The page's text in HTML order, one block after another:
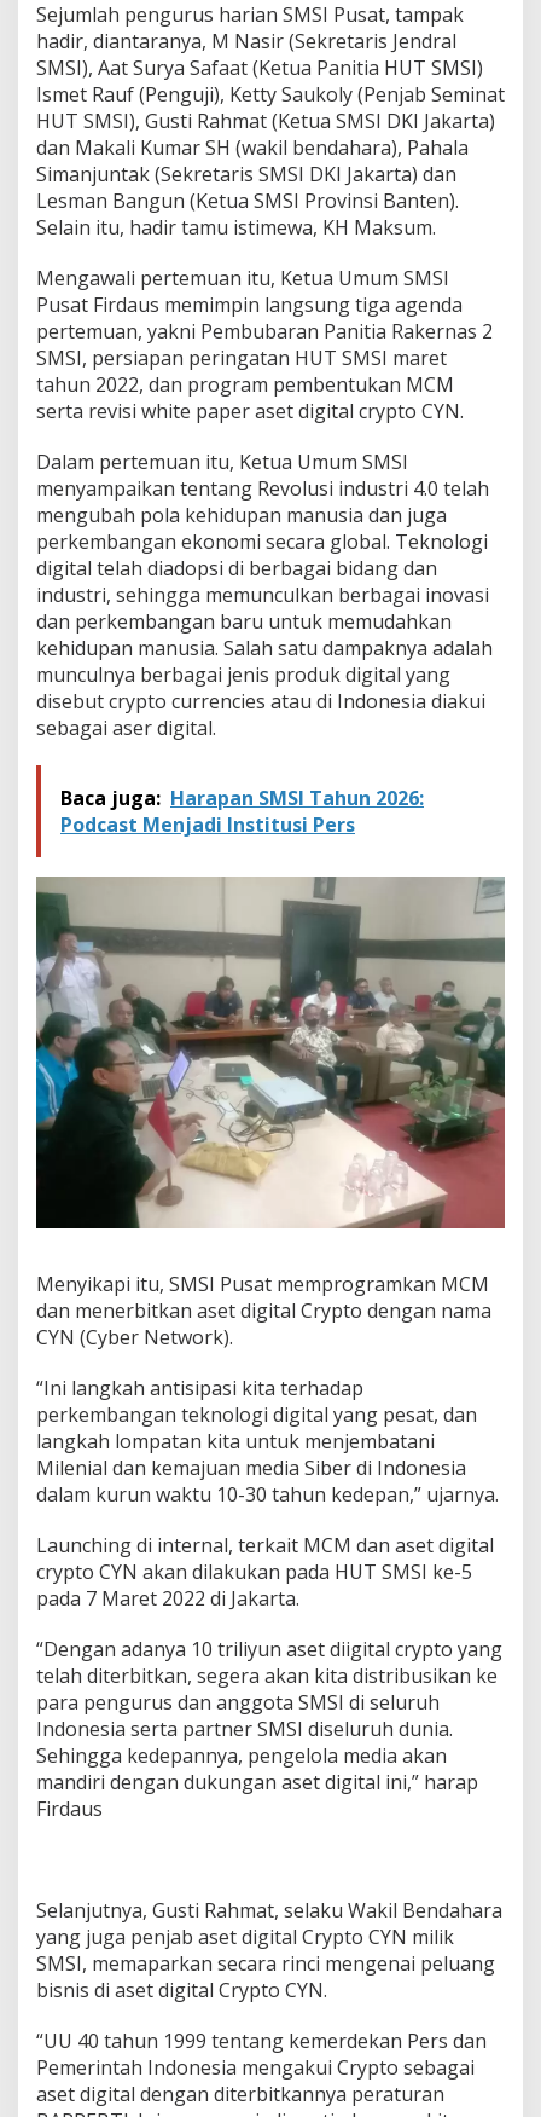
A
s
e
D
g
i
t
a
l
r
y
p
t
o
C
Y
Sejumlah pengurus harian SMSI Pusat, tampak
hadir, diantaranya, M Nasir (Sekretaris Jendral
SMSI), Aat Surya Safaat (Ketua Panitia HUT SMSI)
Ismet Rauf (Penguji), Ketty Saukoly (Penjab Seminat
HUT SMSI), Gusti Rahmat (Ketua SMSI DKI Jakarta)
dan Makali Kumar SH (wakil bendahara), Pahala
Simanjuntak (Sekretaris SMSI DKI Jakarta) dan
Lesman Bangun (Ketua SMSI Provinsi Banten).
Selain itu, hadir tamu istimewa, KH Maksum.
Mengawali pertemuan itu, Ketua Umum SMSI
Pusat Firdaus memimpin langsung tiga agenda
pertemuan, yakni Pembubaran Panitia Rakernas 2
SMSI, persiapan peringatan HUT SMSI maret
tahun 2022, dan program pembentukan MCM
serta revisi white paper aset digital crypto CYN.
Dalam pertemuan itu, Ketua Umum SMSI
menyampaikan tentang Revolusi industri 4.0 telah
mengubah pola kehidupan manusia dan juga
perkembangan ekonomi secara global. Teknologi
digital telah diadopsi di berbagai bidang dan
industri, sehingga memunculkan berbagai inovasi
dan perkembangan baru untuk memudahkan
kehidupan manusia. Salah satu dampaknya adalah
munculnya berbagai jenis produk digital yang
disebut crypto currencies atau di Indonesia diakui
sebagai aser digital.
Baca juga: Harapan SMSI Tahun 2026:
Podcast Menjadi Institusi Pers
Menyikapi itu, SMSI Pusat memprogramkan MCM
dan menerbitkan aset digital Crypto dengan nama
CYN (Cyber Network).
“Ini langkah antisipasi kita terhadap
perkembangan teknologi digital yang pesat, dan
langkah lompatan kita untuk menjembatani
Milenial dan kemajuan media Siber di Indonesia
dalam kurun waktu 10-30 tahun kedepan,” ujarnya.
Launching di internal, terkait MCM dan aset digital
crypto CYN akan dilakukan pada HUT SMSI ke-5
pada 7 Maret 2022 di Jakarta.
“Dengan adanya 10 triliyun aset diigital crypto yang
telah diterbitkan, segera akan kita distribusikan ke
para pengurus dan anggota SMSI di seluruh
Indonesia serta partner SMSI diseluruh dunia.
Sehingga kedepannya, pengelola media akan
mandiri dengan dukungan aset digital ini,” harap
Firdaus
Selanjutnya, Gusti Rahmat, selaku Wakil Bendahara
yang juga penjab aset digital Crypto CYN milik
SMSI, memaparkan secara rinci mengenai peluang
bisnis di aset digital Crypto CYN.
“UU 40 tahun 1999 tentang kemerdekan Pers dan
Pemerintah Indonesia mengakui Crypto sebagai
aset digital dengan diterbitkannya peraturan